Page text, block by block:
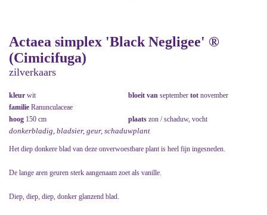
Actaea simplex 'Black Negligee' ®
(Cimicifuga)
zilverkaars
kleur wit bloeit van september tot november
familie Ranunculaceae
hoog 150 cm plaats zon / schaduw, vocht
donkerbladig, bladsier, geur, schaduwplant
Het diep donkere blad van deze onverwoestbare plant is heel fijn ingesneden.
De lange aren geuren sterk aangenaam zoet als vanille.
Diep, diep, diep, donker glanzend blad.